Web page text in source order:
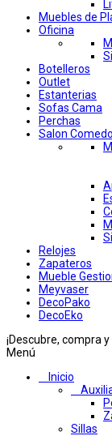
Muebles de
Oficina
Botelleros
Outlet
Estanterias
Sofas Cama
Perchas
Salon
Relojes
Zapateros
Mueble
Meyvaser
DecoPako
DecoEko
¡Descubre, compra
Menú
Inicio
Sillas